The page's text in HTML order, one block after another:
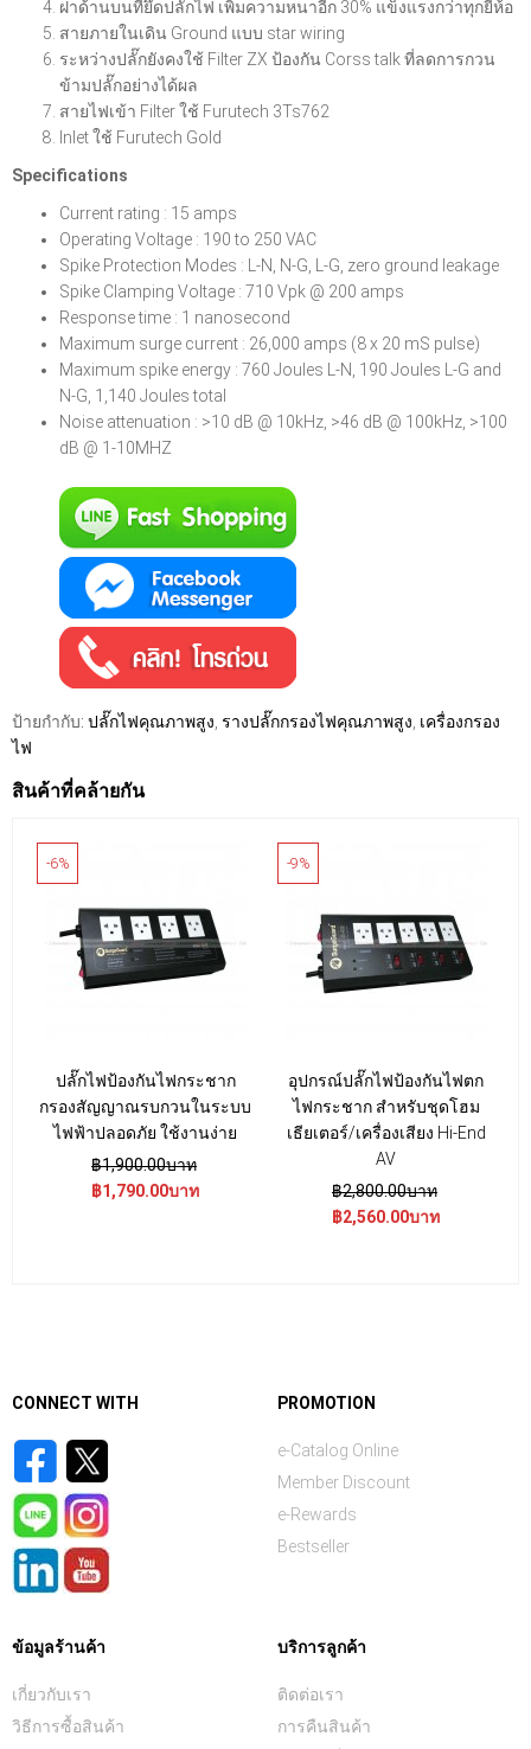
ฝาด้านบนที่ยึดปลั๊กไฟ เพิ่มความหนาอีก 30% แข็งแรงกว่าทุกยี่ห้อ
สายภายในเดิน Ground แบบ star wiring
ระหว่างปลั๊กยังคงใช้ Filter ZX ป้องกัน Corss talk ที่ลดการกวน
ข้ามปลั๊กอย่างได้ผล
สายไฟเข้า Filter ใช้ Furutech 3Ts762
Inlet ใช้ Furutech Gold
Specifications
Current rating : 15 amps
Operating Voltage : 190 to 250 VAC
Spike Protection Modes : L-N, N-G, L-G, zero ground leakage
Spike Clamping Voltage : 710 Vpk @ 200 amps
Response time : 1 nanosecond
Maximum surge current : 26,000 amps (8 x 20 mS pulse)
Maximum spike energy : 760 Joules L-N, 190 Joules L-G and
N-G, 1,140 Joules total
Noise attenuation : >10 dB @ 10kHz, >46 dB @ 100kHz, >100
dB @ 1-10MHZ
ป้ายกำกับ: ปลั๊กไฟคุณภาพสูง รางปลั๊กกรองไฟคุณภาพสูง เครื่องกรอง
ไฟ
สินค้าที่คล้ายกัน
-6%
ปลั๊กไฟป้องกันไฟกระชาก
กรองสัญญาณรบกวนในระบบ
ไฟฟ้าปลอดภัย ใช้งานง่าย
฿1,900.00บาท
฿1,790.00บาท
-9%
อุปกรณ์ปลั๊กไฟป้องกันไฟตก
ไฟกระชาก สำหรับชุดโฮม
เธียเตอร์/เครื่องเสียง Hi-End
AV
฿2,800.00บาท
฿2,560.00บาท
CONNECT WITH PROMOTION
e-Catalog Online
Member Discount
e-Rewards
Bestseller
ข้อมูลร้านค้า
เกี่ยวกับเรา
วิธีการซื้อสินค้า
บริการลูกค้า
ติดต่อเรา
การคืนสินค้า